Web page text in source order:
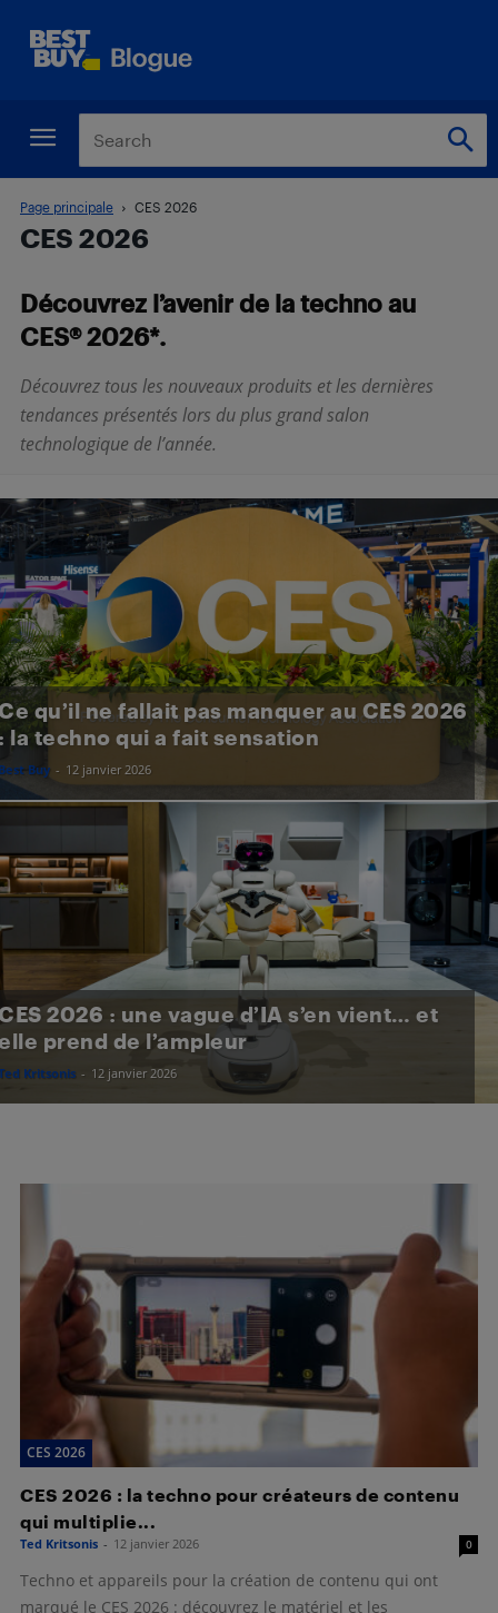
Page principale CES 2026
CES 2026
Découvrez l’avenir de la techno au
CES® 2026*.
Découvrez tous les nouveaux produits et les dernières
tendances présentés lors du plus grand salon
technologique de l’année.
qu’il ne fallait pas manquer au CES 2026
la techno qui a fait sensation
Buy - 12 janvier 2026
2026 : une vague d’IA s’en vient… et
prend de l’ampleur
Kritsonis - 12 janvier 2026
CES 2026
CES 2026 : la techno pour créateurs de contenu
qui multiplie...
Ted Kritsonis - 12 janvier 2026 0
Techno et appareils pour la création de contenu qui ont
marqué le CES 2026 : découvrez le matériel et les